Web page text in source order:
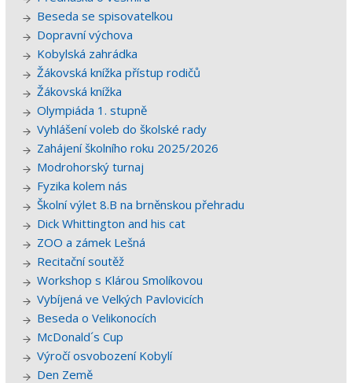
Beseda se spisovatelkou
Dopravní výchova
Kobylská zahrádka
Žákovská knížka přístup rodičů
Žákovská knížka
Olympiáda 1. stupně
Vyhlášení voleb do školské rady
Zahájení školního roku 2025/2026
Modrohorský turnaj
Fyzika kolem nás
Školní výlet 8.B na brněnskou přehradu
Dick Whittington and his cat
ZOO a zámek Lešná
Recitační soutěž
Workshop s Klárou Smolíkovou
Vybíjená ve Velkých Pavlovicích
Beseda o Velikonocích
McDonald´s Cup
Výročí osvobození Kobylí
Den Země